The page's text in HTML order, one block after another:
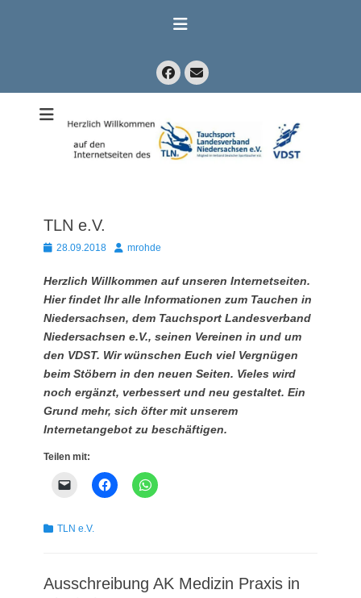
Facebook
E-
Mail
Tauchsport
Landesverband
TLN e.V.
Posted
28.09.2018 Autormrohde
Herzlich Willkommen auf unseren Internetseiten.
Hier findet Ihr alle Informationen zum Tauchen in
Niedersachsen, dem Tauchsport Landesverband
Niedersachsen e.V., seinen Vereinen in und um
den VDST. Wir wünschen Euch viel Vergnügen
beim Stöbern in den neuen Seiten. Vieles wird
noch ergänzt, verbessert und neu gestaltet. Ein
Grund mehr, sich öfter mit unserem
Internetangebot zu beschäftigen.
Teilen mit:
Kategorien
TLN e.V.
Ausschreibung AK Medizin Praxis in